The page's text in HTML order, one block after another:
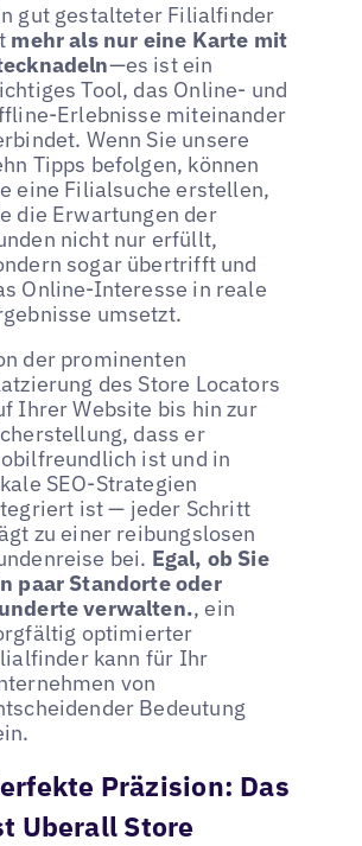
gut gestalteter Filialfinder
mehr als nur eine Karte mit
—es ist ein
Tool, das Online- und
Erlebnisse miteinander
Wenn Sie unsere
Tipps befolgen, können
eine Filialsuche erstellen,
die Erwartungen der
nicht nur erfüllt,
sogar übertrifft und
Online-Interesse in reale
umsetzt.
der prominenten
des Store Locators
Ihrer Website bis hin zur
dass er
ist und in
SEO-Strategien
ist — jeder Schritt
zu einer reibungslosen
bei. Egal, ob Sie
paar Standorte oder
verwalten., ein
optimierter
kann für Ihr
von
Bedeutung
Präzision: Das
Uberall Store